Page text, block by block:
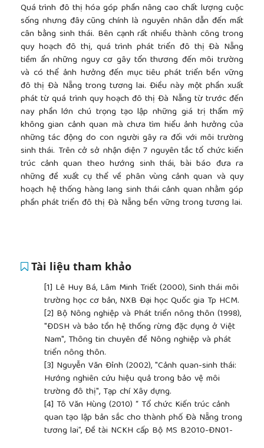
Quá trình đô thị hóa góp phần nâng cao chất lượng cuộc
sống nhưng đây cũng chính là nguyên nhân dẫn đến mất
cân bằng sinh thái. Bên cạnh rất nhiều thành công trong
quy hoạch đô thị, quá trình phát triển đô thị Đà Nẵng
tiềm ẩn những nguy cơ gây tổn thương đến môi trường
và có thể ảnh hưởng đến mục tiêu phát triển bền vững
đô thị Đà Nẵng trong tương lai. Điều này một phần xuất
phát từ quá trình quy hoạch đô thị Đà Nẵng từ trước đến
nay phần lớn chú trọng tạo lập những giá trị thẩm mỹ
không gian cảnh quan mà chưa tìm hiểu ảnh hưởng của
những tác động do con người gây ra đối với môi trường
sinh thái. Trên cở sở nhận diện 7 nguyên tắc tổ chức kiến
trúc cảnh quan theo hướng sinh thái, bài báo đưa ra
những đề xuất cụ thể về phân vùng cảnh quan và quy
hoạch hệ thống hàng lang sinh thái cảnh quan nhằm góp
phần phát triển đô thị Đà Nẵng bền vững trong tương lai.
Tài liệu tham khảo
[1] Lê Huy Bá, Lâm Minh Triết (2000), Sinh thái môi
trường học cơ bản, NXB Đại học Quốc gia Tp HCM.
[2] Bộ Nông nghiệp và Phát triển nông thôn (1998),
"ĐDSH và bảo tồn hệ thống rừng đặc dụng ở Việt
Nam", Thông tin chuyên đề Nông nghiệp và phát
triển nông thôn.
[3] Nguyễn Văn Đỉnh (2002), "Cảnh quan-sinh thái:
Hướng nghiên cứu hiệu quả trong bảo vệ môi
trường đô thị", Tạp chí Xây dựng.
[4] Tô Văn Hùng (2010) “ Tổ chức Kiến trúc cảnh
quan tạo lập bản sắc cho thành phố Đà Nẵng trong
tương lai”, Đề tài NCKH cấp Bộ MS B2010-ĐN01-